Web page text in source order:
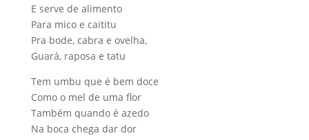
E serve de alimento
Para mico e caititu
Pra bode, cabra e ovelha,
Guará, raposa e tatu
Tem umbu que é bem doce
Como o mel de uma flor
Também quando é azedo
Na boca chega dar dor